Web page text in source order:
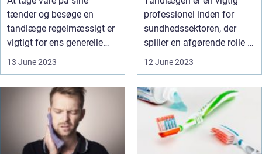
tænder og besøge en
tandlæge regelmæssigt er
vigtigt for ens generelle
sundhed ...
13 June 2023
professionel inden for
sundhedssektoren, der
spiller en afgørende rolle i
at ...
12 June 2023